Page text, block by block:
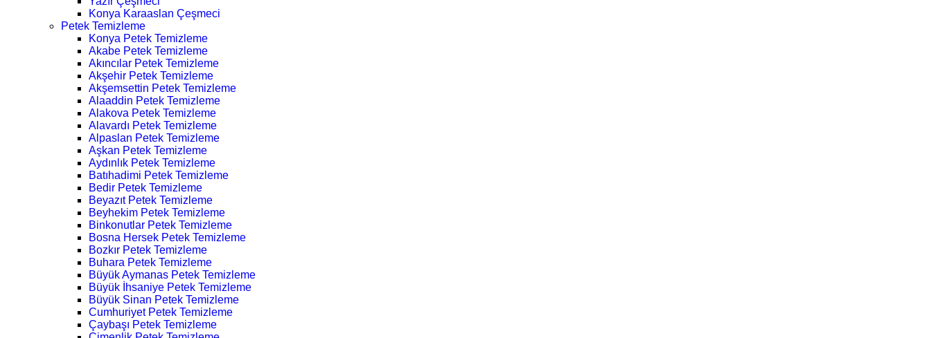
Konya Karaaslan Çeşmeci
Petek Temizleme
Konya Petek Temizleme
Akabe Petek Temizleme
Akıncılar Petek Temizleme
Akşehir Petek Temizleme
Akşemsettin Petek Temizleme
Alaaddin Petek Temizleme
Alakova Petek Temizleme
Alavardı Petek Temizleme
Alpaslan Petek Temizleme
Aşkan Petek Temizleme
Aydınlık Petek Temizleme
Batıhadimi Petek Temizleme
Bedir Petek Temizleme
Beyazıt Petek Temizleme
Beyhekim Petek Temizleme
Binkonutlar Petek Temizleme
Bosna Hersek Petek Temizleme
Bozkır Petek Temizleme
Buhara Petek Temizleme
Büyük Aymanas Petek Temizleme
Büyük İhsaniye Petek Temizleme
Büyük Sinan Petek Temizleme
Cumhuriyet Petek Temizleme
Çaybaşı Petek Temizleme